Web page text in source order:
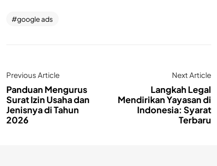
google ads
Previous Article
Panduan Mengurus
Surat Izin Usaha dan
Jenisnya di Tahun
2026
Next Article
Langkah Legal
Mendirikan Yayasan di
Indonesia: Syarat
Terbaru